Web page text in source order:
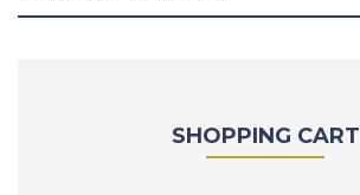
SHOPPING CART